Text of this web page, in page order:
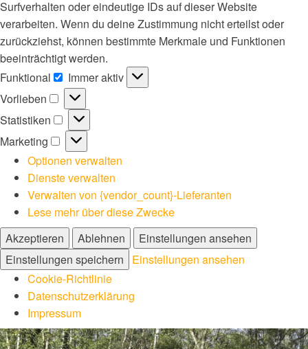
Surfverhalten oder eindeutige IDs auf dieser Website
verarbeiten. Wenn du deine Zustimmung nicht erteilst oder
zurückziehst, können bestimmte Merkmale und Funktionen
beeinträchtigt werden.
Funktional
Funktional
Immer aktiv
Vorlieben
Vorlieben
Statistiken
Statistiken
Marketing
Marketing
Optionen verwalten
Dienste verwalten
Verwalten von {vendor_count}-Lieferanten
Lese mehr über diese Zwecke
Akzeptieren
Ablehnen
Einstellungen ansehen
Einstellungen speichern
Einstellungen ansehen
Cookie-Richtlinie
Datenschutzerklärung
Impressum